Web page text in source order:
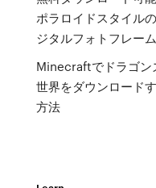
ポラロイドスタイル
ジタルフォトフレーム
Minecraftでドラゴン
世界をダウンロード
方法